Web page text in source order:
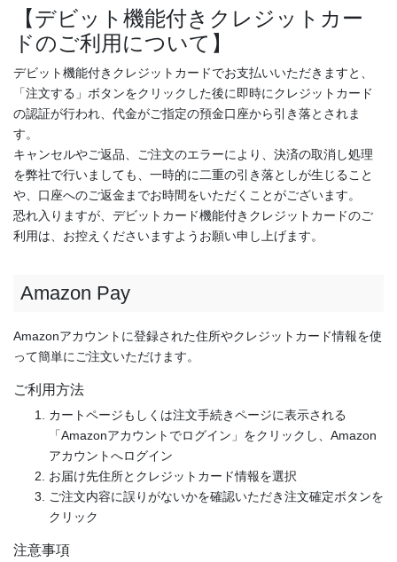
【デビット機能付きクレジットカー
ドのご利用について】
デビット機能付きクレジットカードでお支払いいただきますと、
「注文する」ボタンをクリックした後に即時にクレジットカード
の認証が行われ、代金がご指定の預金口座から引き落とされま
す。
キャンセルやご返品、ご注文のエラーにより、決済の取消し処理
を弊社で行いましても、一時的に二重の引き落としが生じること
や、口座へのご返金までお時間をいただくことがございます。
恐れ入りますが、デビットカード機能付きクレジットカードのご
利用は、お控えくださいますようお願い申し上げます。
Amazon Pay
Amazonアカウントに登録された住所やクレジットカード情報を使
って簡単にご注文いただけます。
ご利用方法
カートページもしくは注文手続きページに表示される
「Amazonアカウントでログイン」をクリックし、Amazon
アカウントへログイン
お届け先住所とクレジットカード情報を選択
ご注文内容に誤りがないかを確認いただき注文確定ボタンを
クリック
注意事項